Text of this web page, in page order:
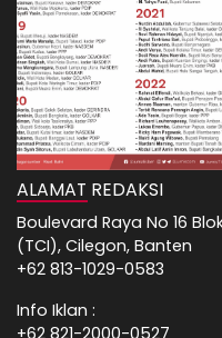
ALAMAT REDAKSI
Boulevard Raya No 16
(TCI), Cilegon, Banten
+62 813-1029-0583
Info Iklan :
+62 821-2000-0527